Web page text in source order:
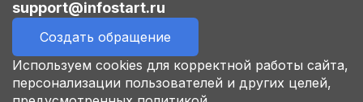
support@infostart.ru
Создать обращение
Используем cookies для корректной работы сайта,
персонализации пользователей и других целей,